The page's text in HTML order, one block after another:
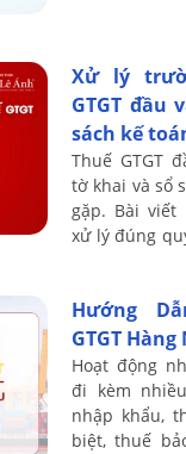
tranh cho
Xử lý trường hợp thuế
GTGT đầu
sách kế
Thuế GTGT
tờ khai và sổ
gặp. Bài viết
xử lý đúng
Hướng Dẫn Tính Thuế
GTGT
Hoạt động
đi kèm
nhập khẩu,
biệt, thuế